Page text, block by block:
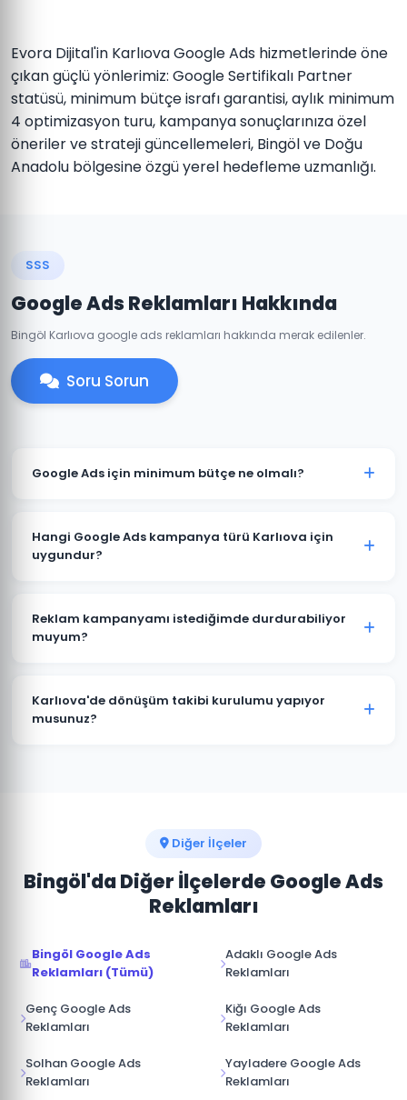
Evora Dijital'in Karlıova Google Ads hizmetlerinde öne
çıkan güçlü yönlerimiz: Google Sertifikalı Partner
statüsü, minimum bütçe israfı garantisi, aylık minimum
4 optimizasyon turu, kampanya sonuçlarınıza özel
öneriler ve strateji güncellemeleri, Bingöl ve Doğu
Anadolu bölgesine özgü yerel hedefleme uzmanlığı.
SSS
Google Ads Reklamları Hakkında
Bingöl Karlıova google ads reklamları hakkında merak edilenler.
Soru Sorun
Google Ads için minimum bütçe ne olmalı?
aylık reklam bütçesi 2.000 TL'dir. Sektörünüz ve
rekabete göre bu rakam değişebilir. Ücretsiz bütçe
Hangi Google Ads kampanya türü Karlıova için
uygundur?
hizmet işletmeleri için Arama Ağı ve Yerel
Kampanyalar, e-ticaret için Alışveriş Kampanyaları,
Reklam kampanyamı istediğimde durdurabiliyor
muyum?
istediğiniz zaman duraklatabilir veya
sonlandırabilirsiniz. Kampanya durdurulduğunda
Karlıova'de dönüşüm takibi kurulumu yapıyor
musunuz?
Diğer İlçeler
Bingöl'da Diğer İlçelerde Google Ads
Reklamları
Bingöl Google Ads
Reklamları (Tümü)
Adaklı Google Ads
Reklamları
Genç Google Ads
Reklamları
Kiğı Google Ads
Reklamları
Solhan Google Ads
Reklamları
Yayladere Google Ads
Reklamları